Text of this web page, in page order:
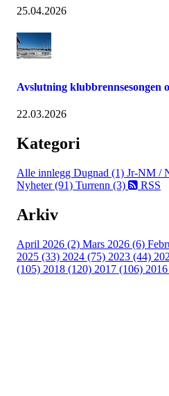
25.04.2026
Avslutning klubbrennsesongen
22.03.2026
Kategori
Alle innlegg Dugnad (1) Jr-NM /
Nyheter (91) Turrenn (3) RSS
Arkiv
April 2026 (2) Mars 2026 (6)
2025 (33) 2024 (75) 2023 (44)
(105) 2018 (120) 2017 (106)